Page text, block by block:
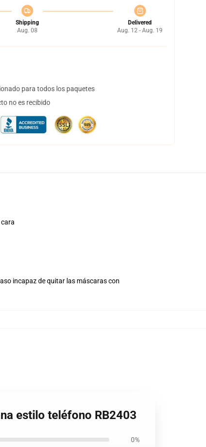
Shipping
Aug. 08
Delivered
Aug. 12 - Aug. 19
para todos los paquetes
no es recibido
incapaz de quitar las máscaras con
estilo teléfono RB2403
0%